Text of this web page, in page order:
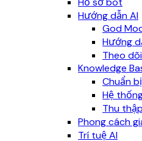
Hướng dẫn AI
God
Hướng
Theo
Knowledge
Chuẩn
Hệ
Thu
Phong cách
Trí tuệ AI